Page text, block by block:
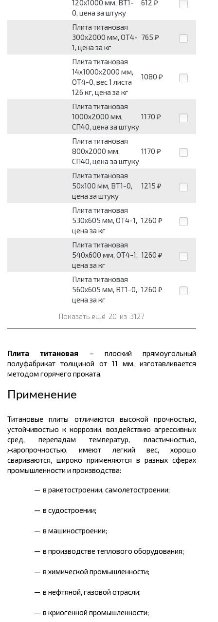
120х1000 мм, ВТ1-
0, цена за штуку
612 ₽
Плита титановая
300х2000 мм, ОТ4-
1, цена за кг
765 ₽
Плита титановая
14х1000х2000 мм,
ОТ4-0, вес 1 листа
126 кг, цена за кг
1080 ₽
Плита титановая
1000х2000 мм,
СП40, цена за штуку
1170 ₽
Плита титановая
800х2000 мм,
СП40, цена за штуку
1170 ₽
Плита титановая
50х100 мм, ВТ1-0,
цена за штуку
1215 ₽
Плита титановая
530х605 мм, ОТ4-1,
цена за кг
1260 ₽
Плита титановая
540х600 мм, ОТ4-1,
цена за кг
1260 ₽
Плита титановая
560х605 мм, ВТ1-0,
цена за кг
1260 ₽
Показать ещё 20 из 3127
Плита титановая – плоский прямоугольный
полуфабрикат толщиной от 11 мм, изготавливается
методом горячего проката.
Применение
Титановые плиты отличаются высокой прочностью,
устойчивостью к коррозии, воздействию агрессивных
сред, перепадам температур, пластичностью,
жаропрочностью, имеют легкий вес, хорошо
свариваются, широко применяются в разных сферах
промышленности и производства:
в ракетостроении, самолетостроении;
в судостроении;
в машиностроении;
в производстве теплового оборудования;
в химической промышленности;
в нефтяной, газовой отрасли;
в криогенной промышленности;